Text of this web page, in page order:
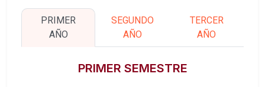
PRIMER
AÑO
SEGUNDO
AÑO
TERCER
AÑO
PRIMER SEMESTRE